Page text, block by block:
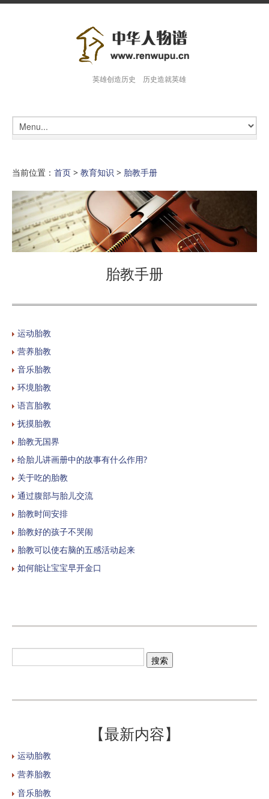
英雄创造历史 历史造就英雄
当前位置： 首页 > 教育知识 > 胎教手册
胎教手册
运动胎教
营养胎教
音乐胎教
环境胎教
语言胎教
抚摸胎教
胎教无国界
给胎儿讲画册中的故事有什么作用?
关于吃的胎教
通过腹部与胎儿交流
胎教时间安排
胎教好的孩子不哭闹
胎教可以使右脑的五感活动起来
如何能让宝宝早开金口
【最新内容】
运动胎教
营养胎教
音乐胎教